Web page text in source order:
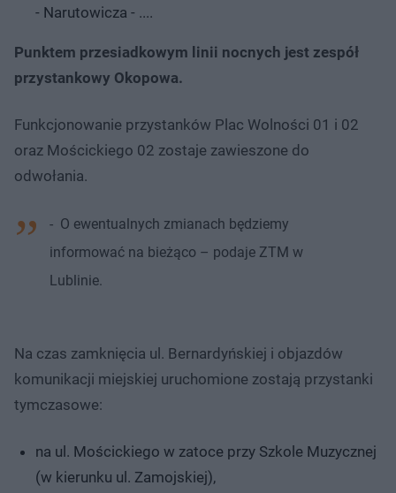
- Narutowicza - ....
Punktem przesiadkowym linii nocnych jest zespół
przystankowy Okopowa.
Funkcjonowanie przystanków Plac Wolności 01 i 02
oraz Mościckiego 02 zostaje zawieszone do
odwołania.
- O ewentualnych zmianach będziemy
informować na bieżąco – podaje ZTM w
Lublinie.
Na czas zamknięcia ul. Bernardyńskiej i objazdów
komunikacji miejskiej uruchomione zostają przystanki
tymczasowe:
na ul. Mościckiego w zatoce przy Szkole Muzycznej
(w kierunku ul. Zamojskiej),